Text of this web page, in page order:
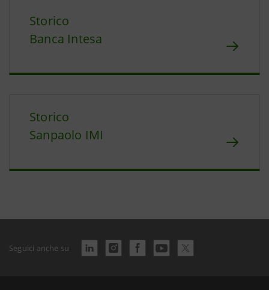
Storico
Banca Intesa
Storico
Sanpaolo IMI
Seguici anche su